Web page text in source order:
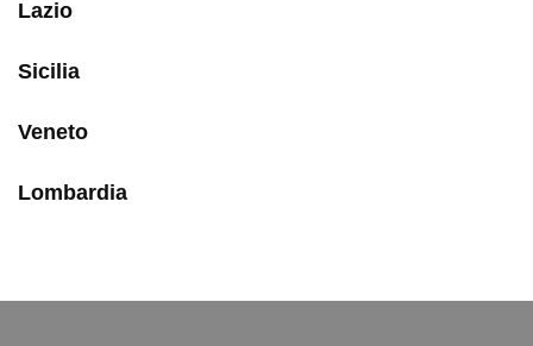
Lazio
Sicilia
Veneto
Lombardia